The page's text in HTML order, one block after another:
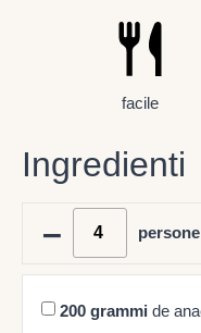
facile
Ingredienti
–
persone
200 grammi de